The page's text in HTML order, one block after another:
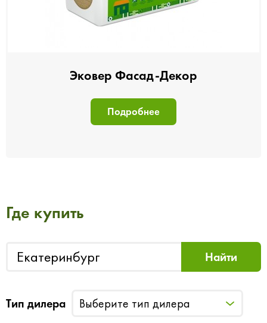
Эковер Фасад-Декор
Подробнее
Где купить
Тип дилера Выберите тип дилера